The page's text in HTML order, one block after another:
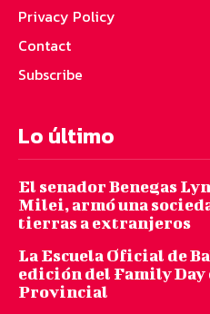
Privacy Policy
Contact
Subscribe
Lo último
El senador Benegas
Milei, armó una
tierras a extranjeros
La Escuela Oficial de
edición del Family Day
Provincial